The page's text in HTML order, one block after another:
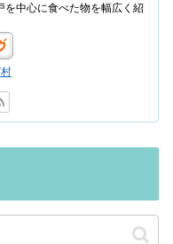
を中心に食べた物を幅広く紹